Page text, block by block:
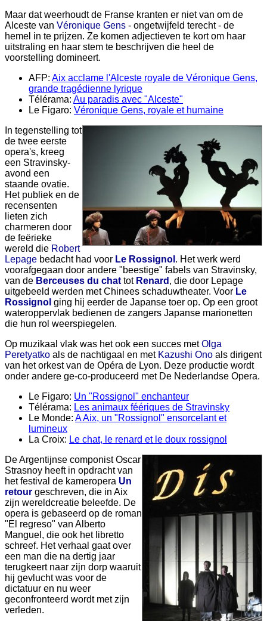
Maar dat weerhoudt de Franse kranten er niet van om de
Alceste van Véronique Gens - ongetwijfeld terecht - de
hemel in te prijzen. Ze komen adjectieven te kort om haar
uitstraling en haar stem te beschrijven die heel de
voorstelling domineert.
AFP: Aix acclame l'Alceste royale de Véronique Gens,
grande tragédienne lyrique
Télérama: Au paradis avec "Alceste"
Le Figaro: Véronique Gens, royale et humaine
In tegenstelling tot
de twee eerste
opera's, kreeg
een Stravinsky-
avond een
staande ovatie.
Het publiek en de
recensenten
lieten zich
charmeren door
de feërieke
wereld die Robert
Lepage bedacht had voor Le Rossignol . Het werk werd
voorafgegaan door andere "beestige" fabels van Stravinsky,
van de Berceuses du chat tot Renard , die door Lepage
uitgebeeld werden met Chinees schaduwtheater. Voor Le
Rossignol ging hij eerder de Japanse toer op. Op een groot
wateroppervlak bedienen de zangers Japanse marionetten
die hun rol weerspiegelen.
Op muzikaal vlak was het ook een succes metOlga
Peretyatko als de nachtigaal en met Kazushi Ono als dirigent
van het orkest van de Opéra de Lyon. Deze productie wordt
onder andere ge-co-produceerd met De Nederlandse Opera.
Le Figaro: Un "Rossignol" enchanteur
Télérama: Les animaux féériques de Stravinsky
Le Monde: A Aix, un "Rossignol" ensorcelant et
lumineux
La Croix: Le chat, le renard et le doux rossignol
De Argentijnse componist Oscar
Strasnoy heeft in opdracht van
het festival de kameropera Un
retour geschreven, die in Aix
zijn wereldcreatie beleefde. De
opera is gebaseerd op de roman
"El regreso" van Alberto
Manguel, die ook het libretto
schreef. Het verhaal gaat over
een man die na dertig jaar
terugkeert naar zijn dorp waaruit
hij gevlucht was voor de
dictatuur en nu weer
geconfronteerd wordt met zijn
verleden.